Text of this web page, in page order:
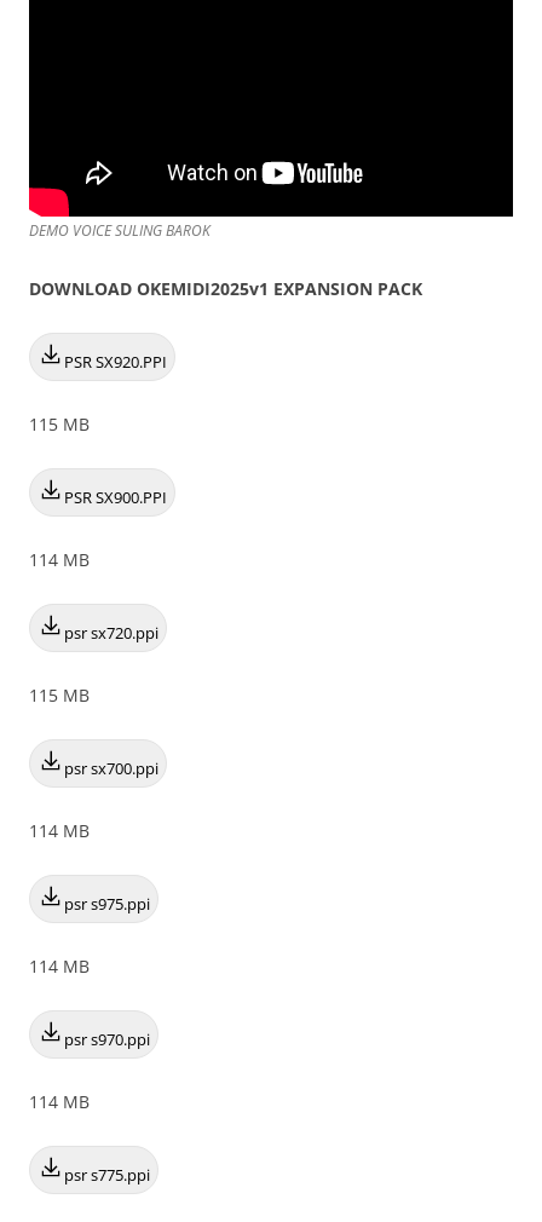
DEMO VOICE SULING BAROK
DOWNLOAD OKEMIDI2025v1 EXPANSION PACK
PSR SX920.PPI
115 MB
PSR SX900.PPI
114 MB
psr sx720.ppi
115 MB
psr sx700.ppi
114 MB
psr s975.ppi
114 MB
psr s970.ppi
114 MB
psr s775.ppi